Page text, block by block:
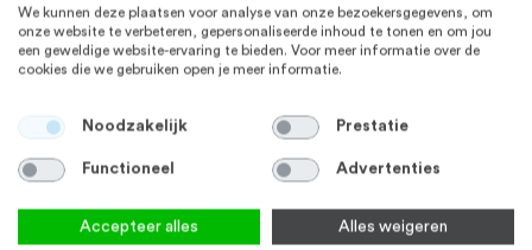
We kunnen deze plaatsen voor analyse van onze bezoekersgegevens, om
onze website te verbeteren, gepersonaliseerde inhoud te tonen en om jou
een geweldige website-ervaring te bieden. Voor meer informatie over de
cookies die we gebruiken open je meer informatie.
Noodzakelijk Prestatie
Functioneel Advertenties
Accepteer alles Alles weigeren